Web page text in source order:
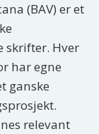
(BAV) er et
skrifter. Hver
har egne
ganske
relevant